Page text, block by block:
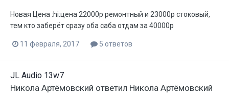
Новая Цена :hi:цена 22000р ремонтный и 23000р стоковый,
тем кто заберёт сразу оба саба отдам за 40000р
11 февраля, 2017 5 ответов
JL Audio 13w7
Никола Артёмовский ответил Никола Артёмовский